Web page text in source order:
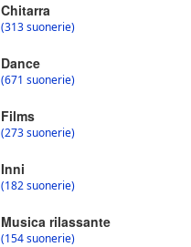
Chitarra
(313 suonerie)
Dance
(671 suonerie)
Films
(273 suonerie)
Inni
(182 suonerie)
Musica rilassante
(154 suonerie)